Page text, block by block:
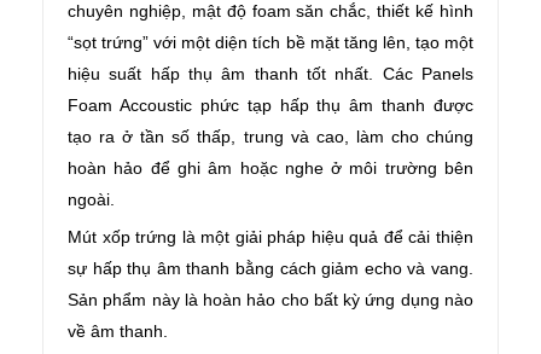
chuyên nghiệp, mật độ foam săn chắc, thiết kế hình
“sọt trứng” với một diện tích bề mặt tăng lên, tạo một
hiệu suất hấp thụ âm thanh tốt nhất. Các Panels
Foam Accoustic phức tạp hấp thụ âm thanh được
tạo ra ở tần số thấp, trung và cao, làm cho chúng
hoàn hảo để ghi âm hoặc nghe ở môi trường bên
ngoài.
Mút xốp trứng là một giải pháp hiệu quả để cải thiện
sự hấp thụ âm thanh bằng cách giảm echo và vang.
Sản phẩm này là hoàn hảo cho bất kỳ ứng dụng nào
về âm thanh.